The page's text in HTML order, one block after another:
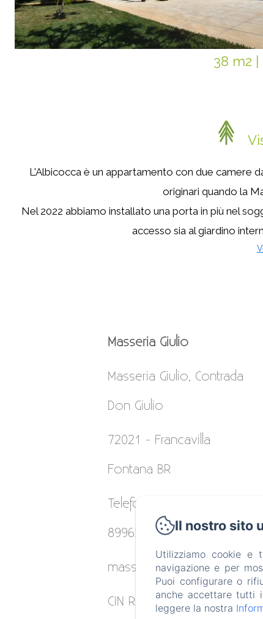
38 m2 |
L'Albicocca è un appartamento con due camere
originari quando la
Nel 2022 abbiamo installato una porta in più nel
accesso sia al giardino
Masseria Giulio
Masseria Giulio, Contrada
Don Giulio
72021 - Francavilla
Fontana BR
Telefono: +39 328
8996531
masseriagiulio@gmail.com
CIN REGISTRATION:
Il nostro sito
Utilizziamo cookie e
navigazione e per
Puoi configurare o
anche accettare tutti
leggere la nostra